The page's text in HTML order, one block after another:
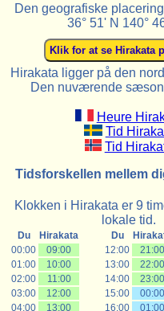
Den geografiske
36° 51' N 140°
Hirakata ligger på den
Den nuværende
Heure
Tid
Tid
Tidsforskellen mellem
Klokken i Hirakata er 9
lokale tid.
Du Hirakata Du
00:00
09:00 12:00 21:00
01:00 10:00 13:00
22:00
02:00
11:00 14:00
23:00
03:00
12:00 15:00 00:00
04:00 13:00 16:00 01:00